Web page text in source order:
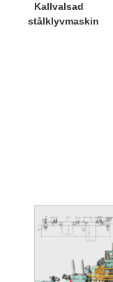
Kallvalsad
stålklyvmaskin